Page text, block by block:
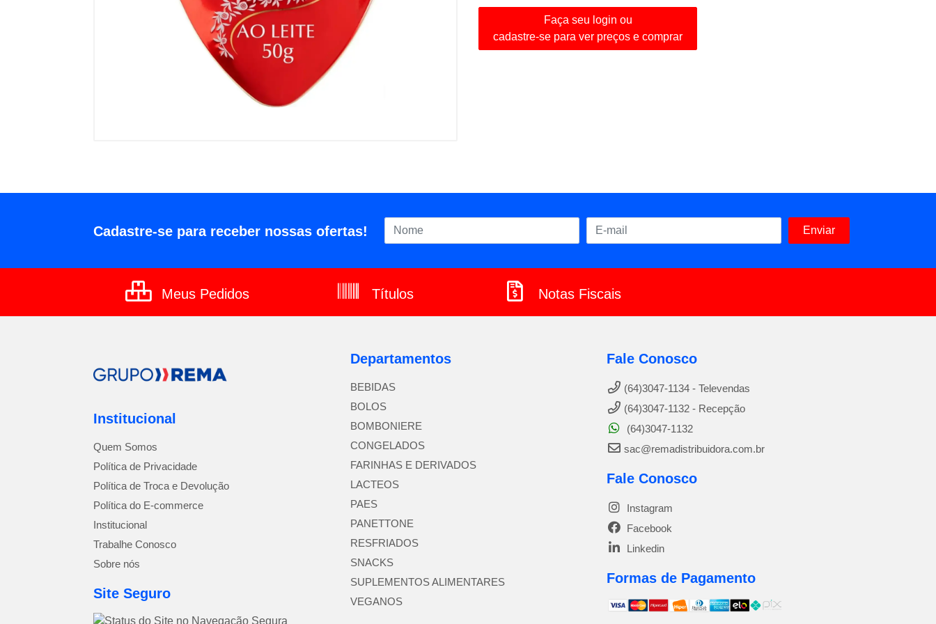
Faça seu login ou
cadastre-se para ver preços e comprar
Cadastre-se para receber nossas ofertas!
Meus Pedidos Títulos Notas Fiscais
Institucional
Quem Somos
Política de Privacidade
Política de Troca e Devolução
Política do E-commerce
Institucional
Trabalhe Conosco
Sobre nós
Site Seguro
Departamentos
BEBIDAS
BOLOS
BOMBONIERE
CONGELADOS
FARINHAS E DERIVADOS
LACTEOS
PAES
PANETTONE
RESFRIADOS
SNACKS
SUPLEMENTOS ALIMENTARES
VEGANOS
Fale Conosco
(64)3047-1134 - Televendas
(64)3047-1132 - Recepção
(64)3047-1132
sac@remadistribuidora.com.br
Fale Conosco
Instagram
Facebook
Linkedin
Formas de Pagamento